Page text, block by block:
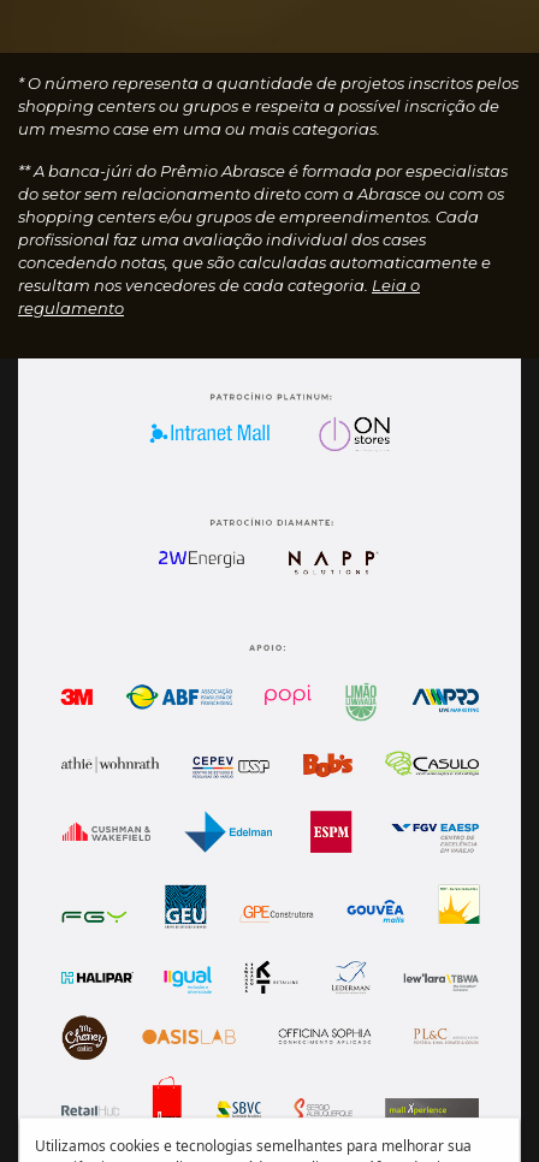
* O número representa a quantidade de projetos inscritos pelos
shopping centers ou grupos e respeita a possível inscrição de
um mesmo case em uma ou mais categorias.
** A banca-júri do Prêmio Abrasce é formada por especialistas
do setor sem relacionamento direto com a Abrasce ou com os
shopping centers e/ou grupos de empreendimentos. Cada
profissional faz uma avaliação individual dos cases
concedendo notas, que são calculadas automaticamente e
resultam nos vencedores de cada categoria. Leia o
regulamento
Utilizamos cookies e tecnologias semelhantes para melhorar sua